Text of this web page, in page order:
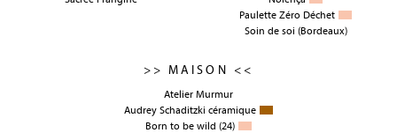
Paulette Zéro Déchet
Soin de soi (Bordeaux)
>> MAISON <<
Atelier Murmur
Audrey Schaditzki céramique
Born to be wild (24)